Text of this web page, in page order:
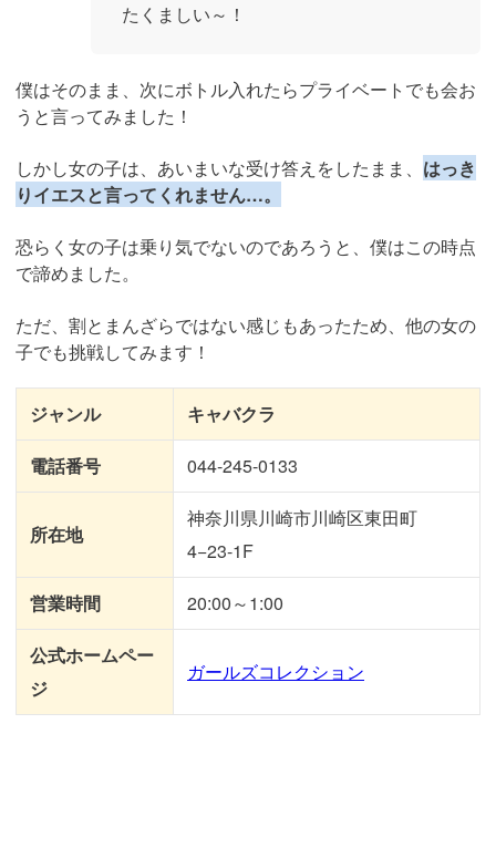
たくましい～！
僕はそのまま、次にボトル入れたらプライベートでも会お
うと言ってみました！
しかし女の子は、あいまいな受け答えをしたまま、 はっき
りイエスと言ってくれません…。
恐らく女の子は乗り気でないのであろうと、僕はこの時点
で諦めました。
ただ、割とまんざらではない感じもあったため、他の女の
子でも挑戦してみます！
ジャンル キャバクラ
電話番号 044-245-0133
所在地
神奈川県川崎市川崎区東田町
4−23-1F
営業時間 20:00～1:00
公式ホームペー
ジ
ガールズコレクション